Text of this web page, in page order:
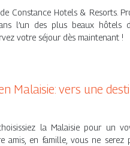
Constance Hotels & Resorts.
l’un des plus beaux hôtels
votre séjour dès maintenant !
Malaisie: vers une
la Malaisie pour un
amis, en famille, vous ne serez